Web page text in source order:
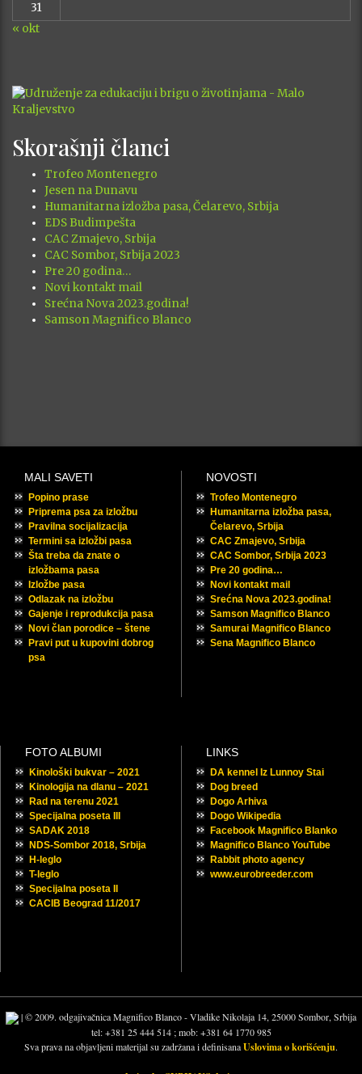
31
« okt
Skorašnji članci
Trofeo Montenegro
Jesen na Dunavu
Humanitarna izložba pasa, Čelarevo, Srbija
EDS Budimpešta
CAC Zmajevo, Srbija
CAC Sombor, Srbija 2023
Pre 20 godina…
Novi kontakt mail
Srećna Nova 2023.godina!
Samson Magnifico Blanco
MALI SAVETI
Popino prase
Priprema psa za izložbu
Pravilna socijalizacija
Termini sa izložbi pasa
Šta treba da znate o
izložbama pasa
Izložbe pasa
Odlazak na izložbu
Gajenje i reprodukcija pasa
Novi član porodice – štene
Pravi put u kupovini dobrog
psa
NOVOSTI
Trofeo Montenegro
Humanitarna izložba pasa,
Čelarevo, Srbija
CAC Zmajevo, Srbija
CAC Sombor, Srbija 2023
Pre 20 godina…
Novi kontakt mail
Srećna Nova 2023.godina!
Samson Magnifico Blanco
Samurai Magnifico Blanco
Sena Magnifico Blanco
FOTO ALBUMI
Kinološki bukvar – 2021
Kinologija na dlanu – 2021
Rad na terenu 2021
Specijalna poseta III
SADAK 2018
NDS-Sombor 2018, Srbija
H-leglo
T-leglo
Specijalna poseta II
CACIB Beograd 11/2017
LINKS
DA kennel Iz Lunnoy Stai
Dog breed
Dogo Arhiva
Dogo Wikipedia
Facebook Magnifico Blanko
Magnifico Blanco YouTube
Rabbit photo agency
www.eurobreeder.com
| © 2009. odgajivačnica Magnifico Blanco - Vladike Nikolaja 14, 25000 Sombor, Srbija
tel: +381 25 444 514 ; mob: +381 64 1770 985
Sva prava na objavljeni materijal su zadržana i definisanaUslovima o korišćenju.